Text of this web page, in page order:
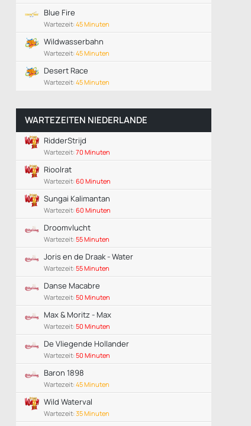
Blue Fire
Wartezeit: 45 Minuten
Wildwasserbahn
Wartezeit: 45 Minuten
Desert Race
Wartezeit: 45 Minuten
WARTEZEITEN NIEDERLANDE
RidderStrijd
Wartezeit: 70 Minuten
Rioolrat
Wartezeit: 60 Minuten
Sungai Kalimantan
Wartezeit: 60 Minuten
Droomvlucht
Wartezeit: 55 Minuten
Joris en de Draak - Water
Wartezeit: 55 Minuten
Danse Macabre
Wartezeit: 50 Minuten
Max & Moritz - Max
Wartezeit: 50 Minuten
De Vliegende Hollander
Wartezeit: 50 Minuten
Baron 1898
Wartezeit: 45 Minuten
Wild Waterval
Wartezeit: 35 Minuten